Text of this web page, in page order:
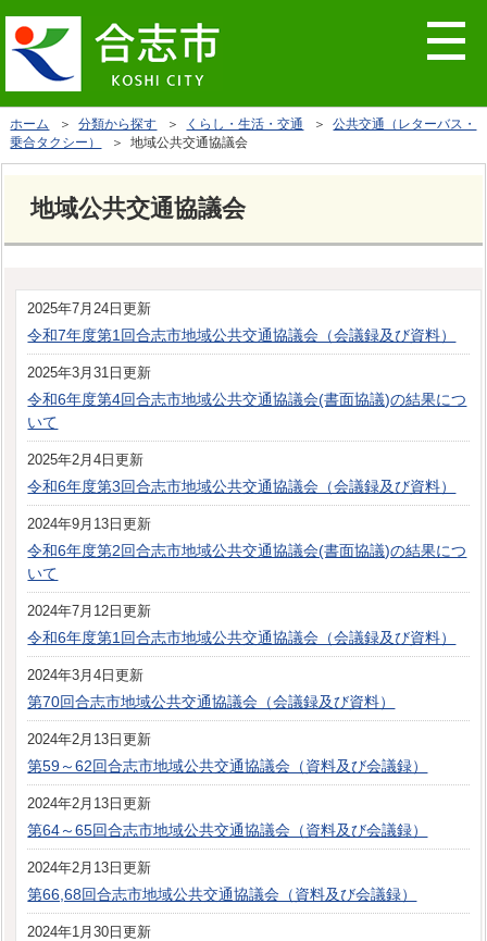
ホーム ＞分類から探す ＞ くらし・生活・交通 ＞公共交通（レターバス・
乗合タクシー）
＞ 地域公共交通協議会
地域公共交通協議会
2025年7月24日更新
令和7年度第1回合志市地域公共交通協議会（会議録及び資料）
2025年3月31日更新
令和6年度第4回合志市地域公共交通協議会(書面協議)の結果につ
いて
2025年2月4日更新
令和6年度第3回合志市地域公共交通協議会（会議録及び資料）
2024年9月13日更新
令和6年度第2回合志市地域公共交通協議会(書面協議)の結果につ
いて
2024年7月12日更新
令和6年度第1回合志市地域公共交通協議会（会議録及び資料）
2024年3月4日更新
第70回合志市地域公共交通協議会（会議録及び資料）
2024年2月13日更新
第59～62回合志市地域公共交通協議会（資料及び会議録）
2024年2月13日更新
第64～65回合志市地域公共交通協議会（資料及び会議録）
2024年2月13日更新
第66,68回合志市地域公共交通協議会（資料及び会議録）
2024年1月30日更新